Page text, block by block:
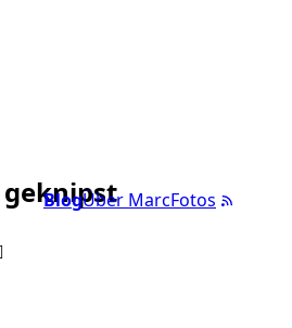
BlogÜber MarcFotos